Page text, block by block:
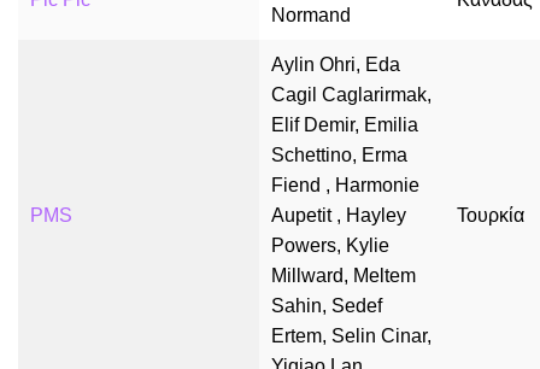
Normand
PMS
Aylin Ohri, Eda
Cagil Caglarirmak,
Elif Demir, Emilia
Schettino, Erma
Fiend , Harmonie
Aupetit , Hayley
Powers, Kylie
Millward, Meltem
Sahin, Sedef
Ertem, Selin Cinar,
Τουρκία